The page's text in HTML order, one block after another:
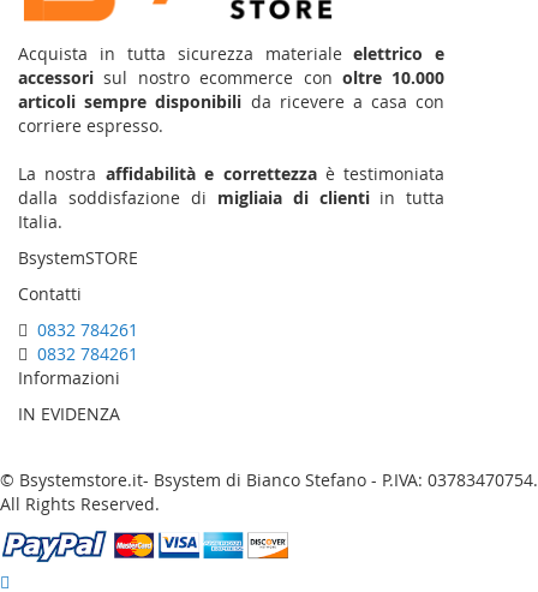
Acquista in tutta sicurezza materialeelettrico e
accessori sul nostro ecommerce con oltre 10.000
articoli sempre disponibili da ricevere a casa con
corriere espresso.
La nostra affidabilità e correttezzaè testimoniata
dalla soddisfazione di migliaia di clientiin tutta
Italia.
BsystemSTORE
Contatti
0832 784261
0832 784261
Informazioni
IN EVIDENZA
© Bsystemstore.it- Bsystem di Bianco Stefano - P.IVA: 03783470754.
All Rights Reserved.